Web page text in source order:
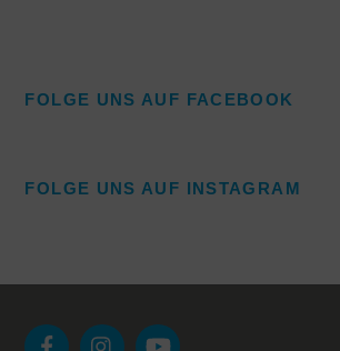
FOLGE UNS AUF FACEBOOK
FOLGE UNS AUF INSTAGRAM